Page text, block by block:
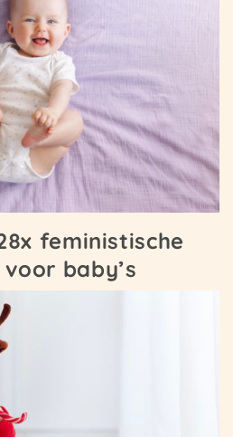
feministische
baby’s